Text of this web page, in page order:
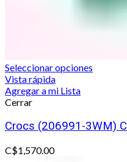
Seleccionar opciones
Vista rápida
Agregar a mi Lista
Cerrar
Crocs (206991-3WM)
C$1,570.00